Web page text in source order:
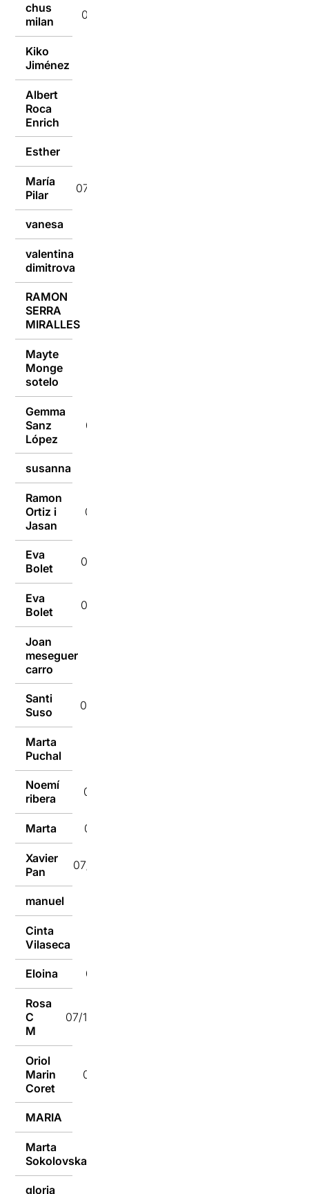
chus
milan
08/10/2019
Kiko
Jiménez
Albert
Roca
Enrich
Esther
María
Pilar
07/10/2019
vanesa
valentina
dimitrova
RAMON
SERRA
MIRALLES
Mayte
Monge
sotelo
Gemma
Sanz
López
07/10/2019
susanna
Ramon
Ortiz i
Jasan
07/10/2019
Eva
Bolet
07/10/2019
Eva
Bolet
07/10/2019
Joan
meseguer
carro
Santi
Suso
07/10/2019
Marta
Puchal
Noemí
ribera
07/10/2019
Marta 07/10/2019
Xavier
Pan
07/10/2019
manuel
Cinta
Vilaseca
Eloina 07/10/2019
Rosa
C
M
07/10/2019
Oriol
Marin
Coret
07/10/2019
MARIA
Marta
Sokolovska
gloria